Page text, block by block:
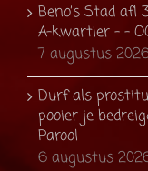
Beno’s Stad
A-kwartier – -
7 augustus
Durf als
pooier je
Parool
6 augustus